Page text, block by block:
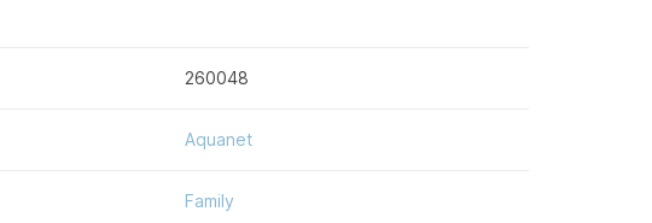
260048
Aquanet
Family